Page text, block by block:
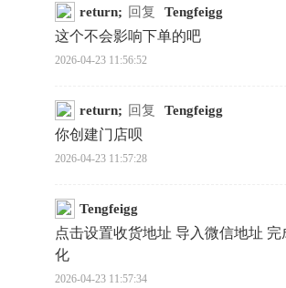
return; 回复 Tengfeigg
这个不会影响下单的吧
2026-04-23 11:56:52
return; 回复 Tengfeigg
你创建门店呗
2026-04-23 11:57:28
Tengfeigg
点击设置收货地址 导入微信地址
化
2026-04-23 11:57:34